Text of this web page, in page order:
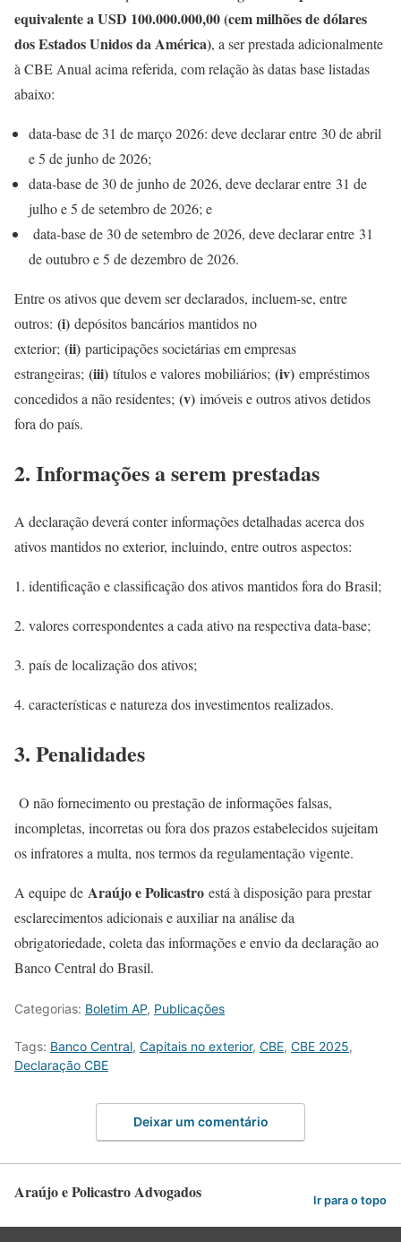
equivalente a USD 100.000.000,00 (cem milhões de dólares
dos Estados Unidos da América), a ser prestada adicionalmente
à CBE Anual acima referida, com relação às datas base listadas
abaixo:
data-base de 31 de março 2026: deve declarar entre 30 de abril
e 5 de junho de 2026;
data-base de 30 de junho de 2026, deve declarar entre 31 de
julho e 5 de setembro de 2026; e
data-base de 30 de setembro de 2026, deve declarar entre 31
de outubro e 5 de dezembro de 2026.
Entre os ativos que devem ser declarados, incluem-se, entre
outros: (i) depósitos bancários mantidos no
exterior; (ii) participações societárias em empresas
estrangeiras; (iii) títulos e valores mobiliários; (iv) empréstimos
concedidos a não residentes; (v) imóveis e outros ativos detidos
fora do país.
2. Informações a serem prestadas
A declaração deverá conter informações detalhadas acerca dos
ativos mantidos no exterior, incluindo, entre outros aspectos:
1. identificação e classificação dos ativos mantidos fora do Brasil;
2. valores correspondentes a cada ativo na respectiva data-base;
3. país de localização dos ativos;
4. características e natureza dos investimentos realizados.
3. Penalidades
O não fornecimento ou prestação de informações falsas,
incompletas, incorretas ou fora dos prazos estabelecidos sujeitam
os infratores a multa, nos termos da regulamentação vigente.
A equipe de Araújo e Policastro está à disposição para prestar
esclarecimentos adicionais e auxiliar na análise da
obrigatoriedade, coleta das informações e envio da declaração ao
Banco Central do Brasil.
Categorias: Boletim AP, Publicações
Tags: Banco Central, Capitais no exterior, CBE, CBE 2025,
Declaração CBE
Deixar um comentário
Araújo e Policastro Advogados Ir para o topo